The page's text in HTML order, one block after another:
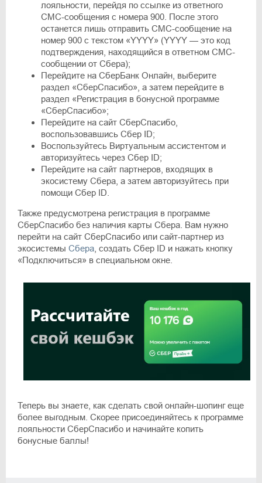
лояльности, перейдя по ссылке из ответного
СМС-сообщения с номера 900. После этого
останется лишь отправить СМС-сообщение на
номер 900 с текстом «YYYY» (YYYY — это код
подтверждения, находящийся в ответном СМС-
сообщении от Сбера);
Перейдите на СберБанк Онлайн, выберите
раздел «СберСпасибо», а затем перейдите в
раздел «Регистрация в бонусной программе
«СберСпасибо»;
Перейдите на сайт СберСпасибо,
воспользовавшись Сбер ID;
Воспользуйтесь Виртуальным ассистентом и
авторизуйтесь через Сбер ID;
Перейдите на сайт партнеров, входящих в
экосистему Сбера, а затем авторизуйтесь при
помощи Сбер ID.
Также предусмотрена регистрация в программе
СберСпасибо без наличия карты Сбера. Вам нужно
перейти на сайт СберСпасибо или сайт-партнер из
экосистемы Сбера , создать Сбер ID и нажать кнопку
«Подключиться» в специальном окне.
Теперь вы знаете, как сделать свой онлайн-шопинг еще
более выгодным. Скорее присоединяйтесь к программе
лояльности СберСпасибо и начинайте копить
бонусные баллы!